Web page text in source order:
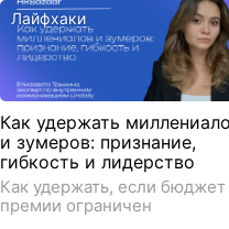
Лайфхаки
Как удержать
и зумеров: признание,
гибкость и лидерство
Как удержать, если бюджет
премии ограничен